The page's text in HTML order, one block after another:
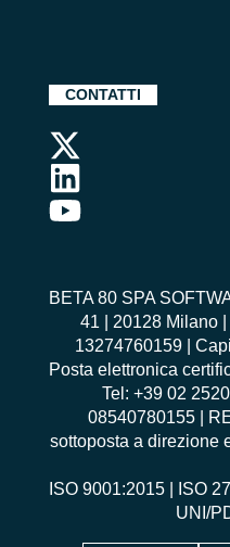
CONTATTI
BETA 80 SPA
41 | 20128 Milano
13274760159 |
Posta elettronica
Tel: +39 02
08540780155 |
sottoposta a direzione
ISO 9001:2015
ISO
UNI/